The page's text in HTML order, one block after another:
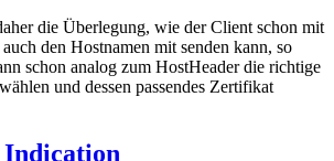
die Überlegung, wie der Client schon mit
den Hostnamen mit senden kann, so
schon analog zum HostHeader die richtige
und dessen passendes Zertifikat
Indication